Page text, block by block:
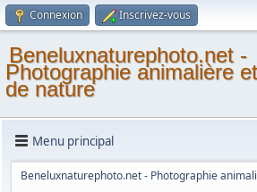
Connexion Inscrivez-vous
Beneluxnaturephoto.net -
Photographie animalière et
de nature
Menu principal
Beneluxnaturephoto.net - Photographie